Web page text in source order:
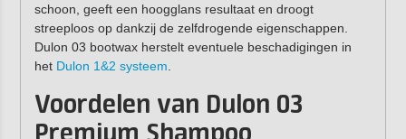
schoon, geeft een hoogglans resultaat en droogt
streeploos op dankzij de zelfdrogende eigenschappen.
Dulon 03 bootwax herstelt eventuele beschadigingen in
het Dulon 1&2 systeem
Voordelen van Dulon 03